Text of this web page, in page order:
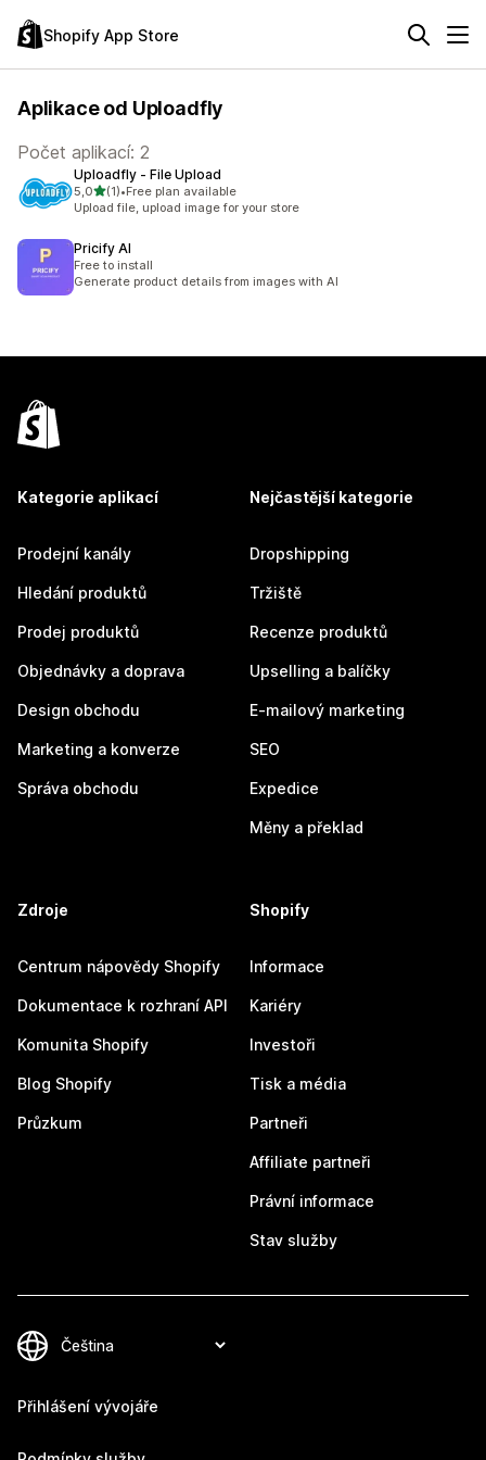
Shopify App Store
Aplikace od Uploadfly
Počet aplikací: 2
Uploadfly ‑ File Upload
5,0z 5 hvězd
(1)
Celkový počet recenzí: 1
•Free plan available
Upload file, upload image for your store
Pricify AI
Free to install
Generate product details from images with AI
Kategorie aplikací
Prodejní kanály
Hledání produktů
Prodej produktů
Objednávky a doprava
Design obchodu
Marketing a konverze
Správa obchodu
Nejčastější kategorie
Dropshipping
Tržiště
Recenze produktů
Upselling a balíčky
E-mailový marketing
SEO
Expedice
Měny a překlad
Zdroje
Centrum nápovědy Shopify
Dokumentace k rozhraní API
Komunita Shopify
Blog Shopify
Průzkum
Shopify
Informace
Kariéry
Investoři
Tisk a média
Partneři
Affiliate partneři
Právní informace
Stav služby
Přihlášení vývojáře